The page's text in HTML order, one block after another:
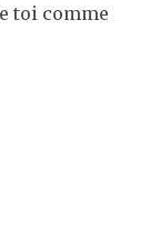
toi comme